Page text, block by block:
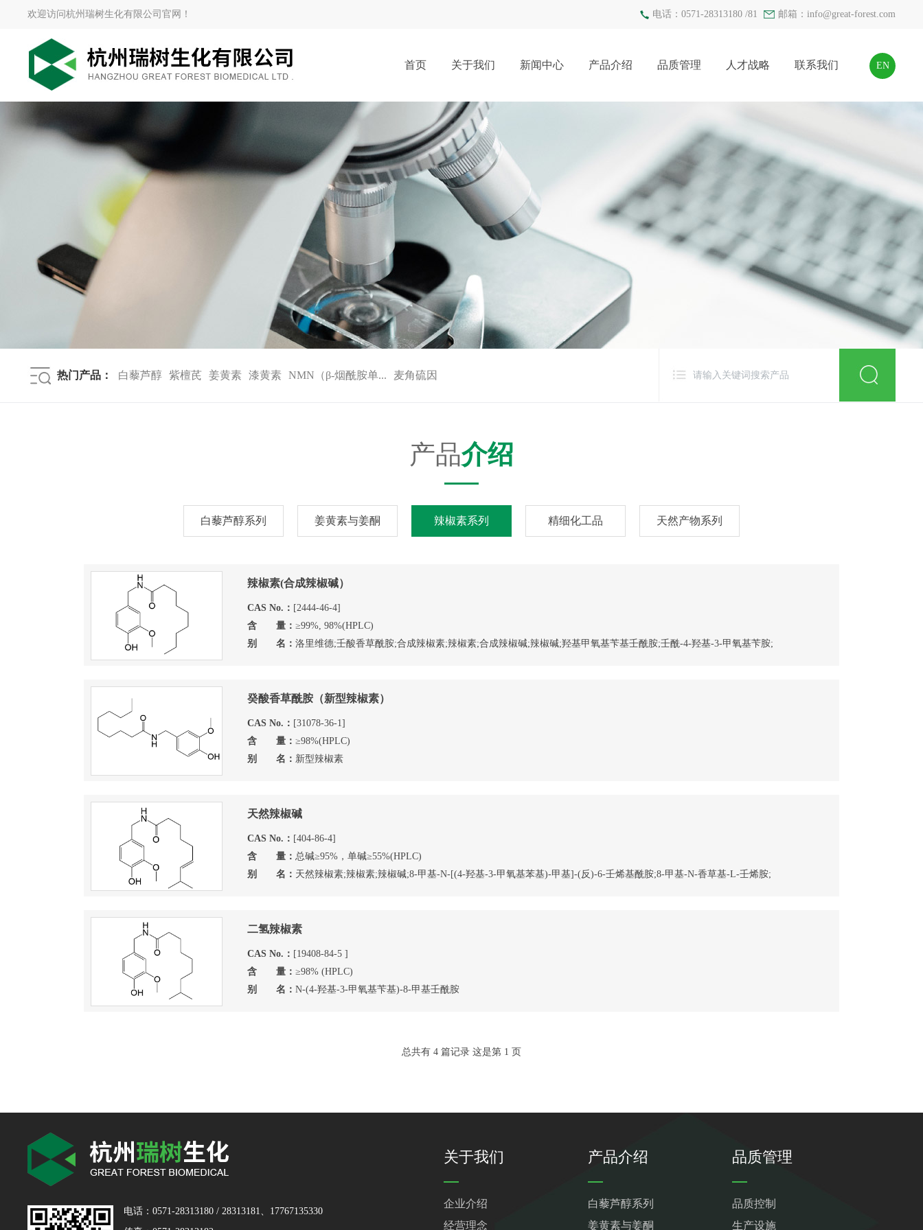
欢迎访问杭州瑞树生化有限公司官网！ 电话：0571-28313180 /81 邮箱： info@great-forest.com
EN
首页 关于我们 新闻中心 产品介绍 品质管理 人才战略 联系我们
热门产品： 白藜芦醇 紫檀芪 姜黄素 漆黄素 NMN（β-烟酰胺单... 麦角硫因
产品介绍
白藜芦醇系列 姜黄素与姜酮 辣椒素系列 精细化工品 天然产物系列
辣椒素(合成辣椒碱）
CAS No.： [2444-46-4]
含 量： ≥99%, 98%(HPLC)
别 名： 洛里维德;壬酸香草酰胺;合成辣椒素;辣椒素;合成辣椒碱;辣椒碱;羟基甲氧基苄基壬酰胺;壬酰-4-羟基-3-甲氧基苄胺;
癸酸香草酰胺（新型辣椒素）
CAS No.： [31078-36-1]
含 量： ≥98%(HPLC)
别 名： 新型辣椒素
天然辣椒碱
CAS No.： [404-86-4]
含 量： 总碱≥95%，单碱≥55%(HPLC)
别 名： 天然辣椒素;辣椒素;辣椒碱;8-甲基-N-[(4-羟基-3-甲氧基苯基)-甲基]-(反)-6-壬烯基酰胺;8-甲基-N-香草基-L-壬烯胺;
二氢辣椒素
CAS No.： [19408-84-5 ]
含 量： ≥98% (HPLC)
别 名： N-(4-羟基-3-甲氧基苄基)-8-甲基壬酰胺
总共有 4 篇记录 这是第 1 页
电话：0571-28313180 / 28313181、17767135330
关于我们
企业介绍
经营理念
产品介绍
白藜芦醇系列
姜黄素与姜酮
品质管理
品质控制
生产设施